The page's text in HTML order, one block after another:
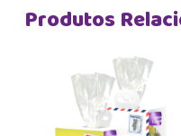
Produtos